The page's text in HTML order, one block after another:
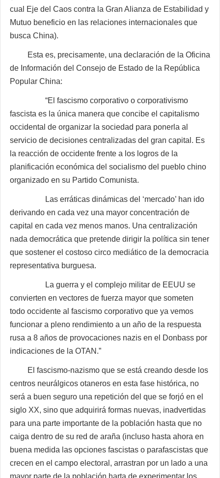
cual Eje del Caos contra la Gran Alianza de Estabilidad y
Mutuo beneficio en las relaciones internacionales que
busca China).
Esta es, precisamente, una declaración de la Oficina
de Información del Consejo de Estado de la República
Popular China:
“El fascismo corporativo o corporativismo
fascista es la única manera que concibe el capitalismo
occidental de organizar la sociedad para ponerla al
servicio de decisiones centralizadas del gran capital. Es
la reacción de occidente frente a los logros de la
planificación económica del socialismo del pueblo chino
organizado en su Partido Comunista.
Las erráticas dinámicas del ‘mercado’ han ido
derivando en cada vez una mayor concentración de
capital en cada vez menos manos. Una centralización
nada democrática que pretende dirigir la política sin tener
que sostener el costoso circo mediático de la democracia
representativa burguesa.
La guerra y el complejo militar de EEUU se
convierten en vectores de fuerza mayor que someten
todo occidente al fascismo corporativo que ya vemos
funcionar a pleno rendimiento a un año de la respuesta
rusa a 8 años de provocaciones nazis en el Donbass por
indicaciones de la OTAN.”
El fascismo-nazismo que se está creando desde los
centros neurálgicos otaneros en esta fase histórica, no
será a buen seguro una repetición del que se forjó en el
siglo XX, sino que adquirirá formas nuevas, inadvertidas
para una parte importante de la población hasta que no
caiga dentro de su red de araña (incluso hasta ahora en
buena medida las opciones fascistas o parafascistas que
crecen en el campo electoral, arrastran por un lado a una